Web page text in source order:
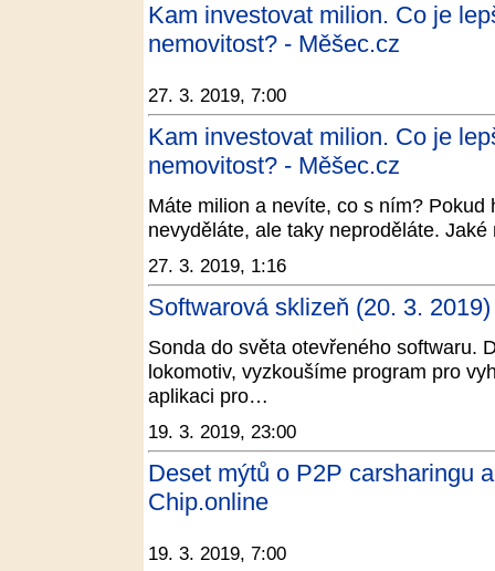
Kam investovat milion. Co je
nemovitost? - Měšec.cz
27. 3. 2019, 7:00
Kam investovat milion. Co je
nemovitost? - Měšec.cz
Máte milion a nevíte, co s ním?
nevyděláte, ale taky neproděláte.
27. 3. 2019, 1:16
Softwarová sklizeň (20. 3.
Sonda do světa otevřeného softwaru.
lokomotiv, vyzkoušíme program pro
aplikaci pro…
19. 3. 2019, 23:00
Deset mýtů o P2P carsharingu
Chip.online
19. 3. 2019, 7:00